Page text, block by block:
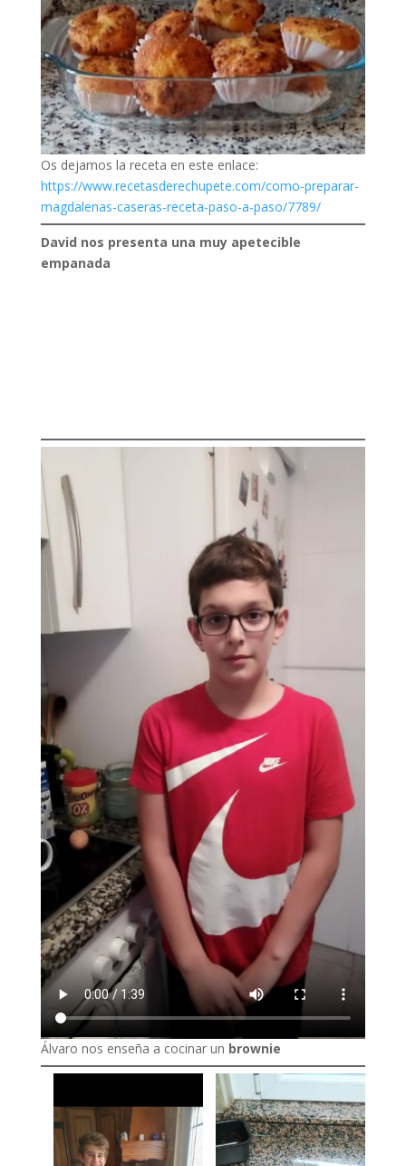
Os dejamos la receta en este enlace:
https://www.recetasderechupete.com/como-preparar-
magdalenas-caseras-receta-paso-a-paso/7789/
David nos presenta una muy apetecible
empanada
Álvaro nos enseña a cocinar un brownie